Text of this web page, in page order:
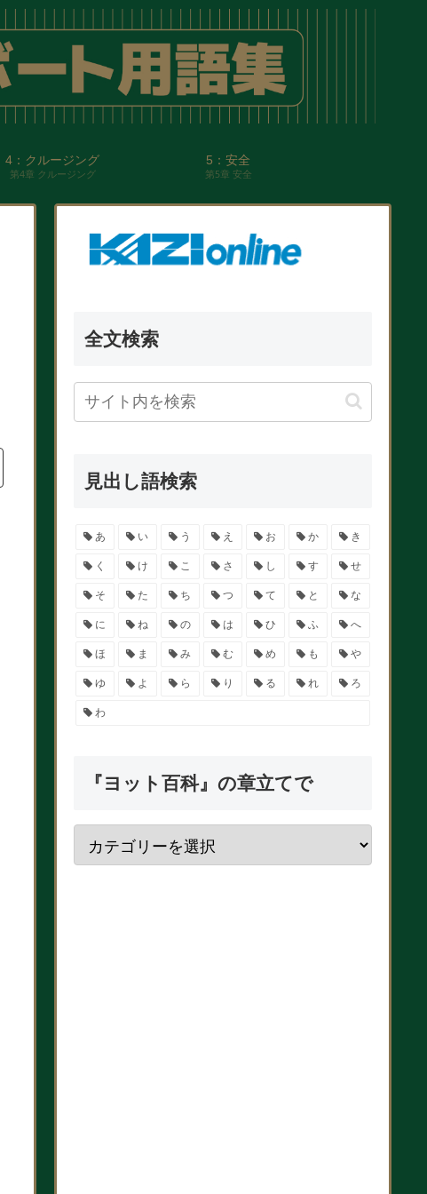
4：クルージング
第4章 クルージング
5：安全
第5章 安全
全文検索
見出し語検索
あ い う え お か き
く け こ さ し す せ
そ た ち つ て と な
に ね の は ひ ふ へ
ほ ま み む め も や
ゆ よ ら り る れ ろ
わ
『ヨット百科』の章立てで